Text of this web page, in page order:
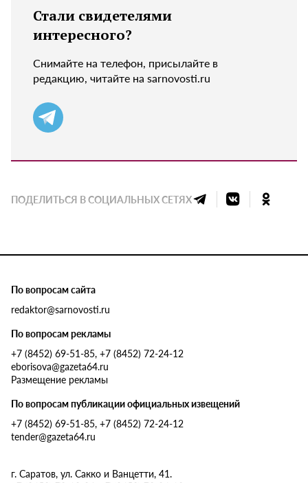
Стали свидетелями
интересного?
Снимайте на телефон, присылайте в
редакцию, читайте на sarnovosti.ru
ПОДЕЛИТЬСЯ В СОЦИАЛЬНЫХ СЕТЯХ
По вопросам сайта
redaktor@sarnovosti.ru
По вопросам рекламы
+7 (8452) 69-51-85, +7 (8452) 72-24-12
eborisova@gazeta64.ru
Размещение рекламы
По вопросам публикации официальных извещений
+7 (8452) 69-51-85, +7 (8452) 72-24-12
tender@gazeta64.ru
г. Саратов, ул. Сакко и Ванцетти, 41.